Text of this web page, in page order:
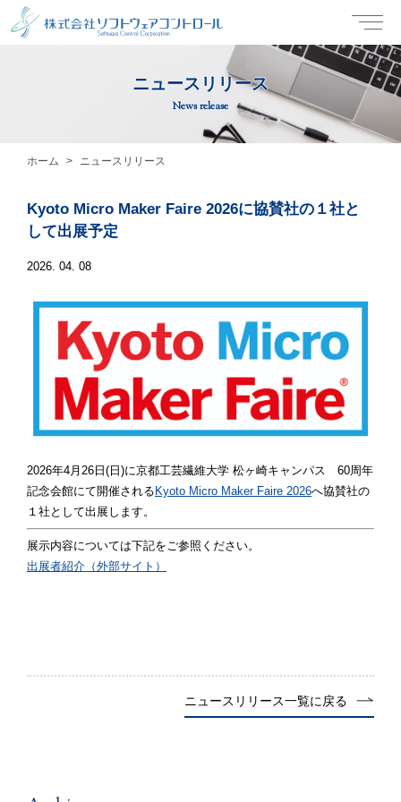
ニュースリリース
News release
ホーム ニュースリリース
Kyoto Micro Maker Faire 2026に協賛社の１社と
して出展予定
2026. 04. 08
2026年4月26日(日)に京都工芸繊維大学 松ヶ崎キャンパス 60周年
記念会館にて開催される Kyoto Micro Maker Faire 2026へ協賛社の
１社として出展します。
展示内容については下記をご参照ください。
出展者紹介（外部サイト）
ニュースリリース一覧に戻る